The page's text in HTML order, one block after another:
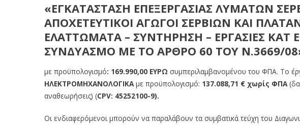
«ΕΓΚΑΤΑΣΤΑΣΗ ΕΠΕΞΕΡΓΑΣΙΑΣ ΛΥΜΑΤΩΝ
ΑΠΟΧΕΤΕΥΤΙΚΟΙ ΑΓΩΓΟΙ ΣΕΡΒΙΩΝ ΚΑΙ
ΕΛΑΤΤΩΜΑΤΑ – ΣΥΝΤΗΡΗΣΗ – ΕΡΓΑΣΙΕΣ
ΣΥΝΔΥΑΣΜΟ ΜΕ ΤΟ ΑΡΘΡΟ 60 ΤΟΥ Ν.3669/08
με προϋπολογισμό: 169.990,00 ΕΥΡΩ συμπεριλαμβανομένου του ΦΠΑ. Το
ΗΛΕΚΤΡΟΜΗΧΑΝΟΛΟΓΙΚΑμε προϋπολογισμό: 137.088,71 € χωρίς ΦΠΑ
αναθεωρήσεις) (CPV: 45252100-9).
Οι ενδιαφερόμενοι μπορούν να παραλάβουν τα συμβατικά τεύχη του